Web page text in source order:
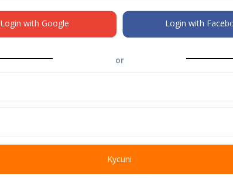
Login with Google Login with
or